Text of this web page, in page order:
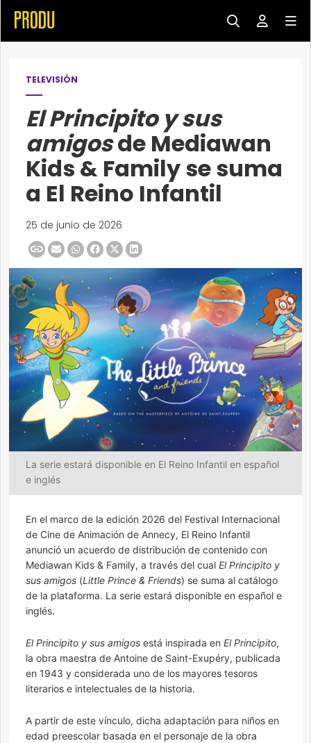
TELEVISIÓN
El Principito y sus
amigosde Mediawan
Kids & Family se suma
a El Reino Infantil
25 de junio de 2026
La serie estará disponible en El Reino Infantil en español
e inglés
En el marco de la edición 2026 del Festival Internacional
de Cine de Animación de Annecy, El Reino Infantil
anunció un acuerdo de distribución de contenido con
Mediawan Kids & Family, a través del cual El Principito y
sus amigos (Little Prince & Friends) se suma al catálogo
de la plataforma. La serie estará disponible en español e
inglés.
El Principito y sus amigos está inspirada en El Principito,
la obra maestra de Antoine de Saint-Exupéry, publicada
en 1943 y considerada uno de los mayores tesoros
literarios e intelectuales de la historia.
A partir de este vínculo, dicha adaptación para niños en
edad preescolar basada en el personaje de la obra